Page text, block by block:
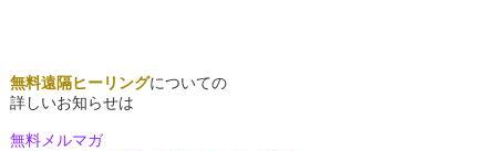
無料遠隔ヒーリングについての
詳しいお知らせは
無料メルマガ